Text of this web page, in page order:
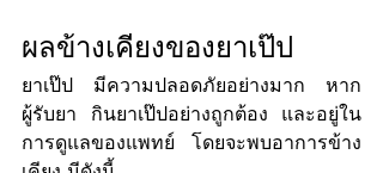
ผลข้างเคียงของยาเป๊ป
ยาเป๊ป มีความปลอดภัยอย่างมาก หาก
ผู้รับยา กินยาเป๊ปอย่างถูกต้อง และอยู่ใน
การดูแลของแพทย์ โดยจะพบอาการข้าง